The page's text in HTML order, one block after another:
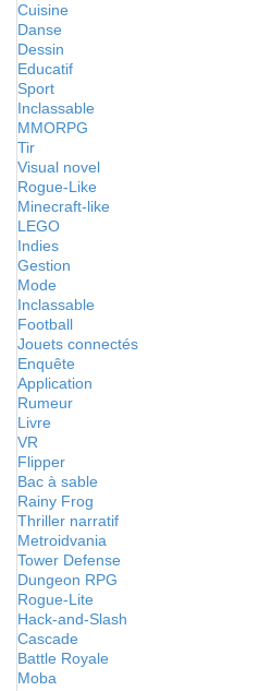
Cuisine
Danse
Dessin
Educatif
Sport
Inclassable
MMORPG
Tir
Visual novel
Rogue-Like
Minecraft-like
LEGO
Indies
Gestion
Mode
Inclassable
Football
Jouets connectés
Enquête
Application
Rumeur
Livre
VR
Flipper
Bac à sable
Rainy Frog
Thriller narratif
Metroidvania
Tower Defense
Dungeon RPG
Rogue-Lite
Hack-and-Slash
Cascade
Battle Royale
Moba